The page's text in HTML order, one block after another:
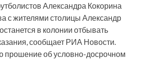
Александра Кокорина
с жителями столицы Александр
в колонии отбывать
сообщает РИА Новости.
прошение об условно-досрочном